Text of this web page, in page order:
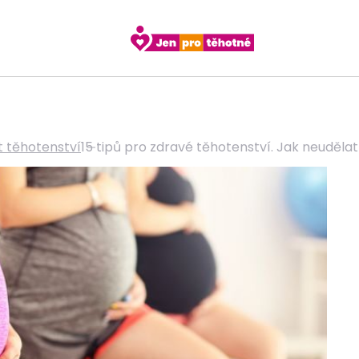
těhotenství15 tipů pro zdravé těhotenství. Jak